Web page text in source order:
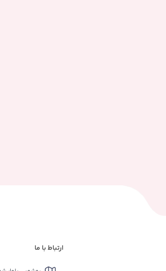
ارتباط با ما